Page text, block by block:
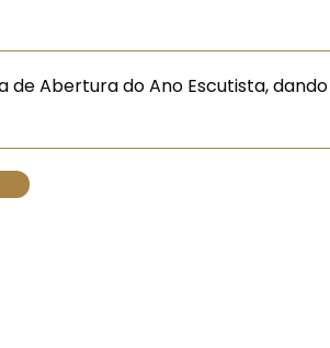
de Abertura do Ano Escutista,